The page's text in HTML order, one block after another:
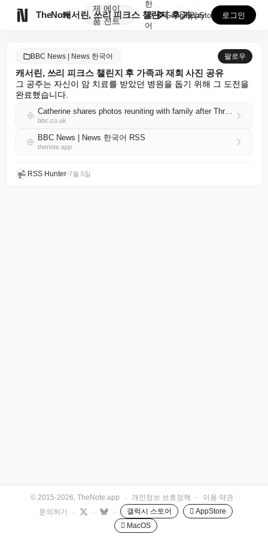
TheNote
제
품
에이
전트
캐서린, 쓰리 피크스 챌린지 후 가족과 재회 사진 공유
한
국
어
GooglePlay
AppStore 로그인
BBC News | News 한국어 팔로우
캐서린, 쓰리 피크스 챌린지 후 가족과 재회 사진 공유
그 공주는 자신이 암 치료를 받았던 병원을 돕기 위해 그 도전을
완료했습니다.
Catherine shares photos reuniting with family after Three Peaks Challenge
bbc.co.uk
BBC News | News 한국어 RSS
thenote.app
RSS Hunter•7월 5일
© 2015-2026, TheNote.app · 개인정보 보호정책 · 이용 약관
·
문의하기
· · · 갤럭시 스토어
 AppStore
 MacOS